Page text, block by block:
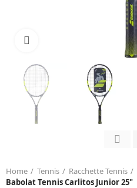
Home Tennis Racchette Tennis
Babolat Tennis Carlitos Junior 25"